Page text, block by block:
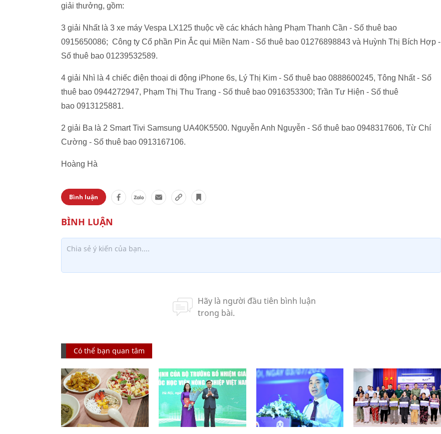
giải thưởng, gồm:
3 giải Nhất là 3 xe máy Vespa LX125 thuộc về các khách hàng Phạm Thanh Cần - Số thuê bao
0915650086; Công ty Cổ phần Pin Ắc qui Miền Nam - Số thuê bao 01276898843 và Huỳnh Thị Bích Hợp -
Số thuê bao 01239532589.
4 giải Nhì là 4 chiếc điện thoại di động iPhone 6s, Lý Thị Kim - Số thuê bao 0888600245, Tông Nhất - Số
thuê bao 0944272947, Phạm Thị Thu Trang - Số thuê bao 0916353300; Trần Tư Hiện - Số thuê
bao 0913125881.
2 giải Ba là 2 Smart Tivi Samsung UA40K5500. Nguyễn Anh Nguyễn - Số thuê bao 0948317606, Từ Chí
Cường - Số thuê bao 0913167106.
Hoàng Hà
Bình luận
Có thể bạn quan tâm